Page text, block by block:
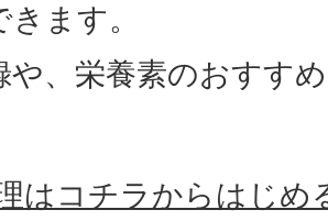
ます。
や、栄養素のおすす
はコチラからはじめ